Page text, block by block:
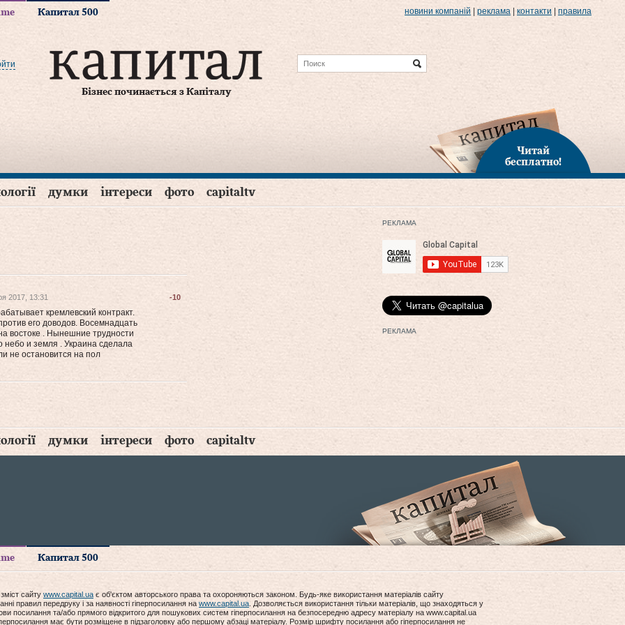
Капитал 500 новини компаній реклама контакти правила
Бізнес починається з Капіталу
Читай
бесплатно!
думки інтереси фото capitaltv
2017, 13:31
кремлевский контракт.
его доводов. Восемнадцать
востоке . Нынешние трудности
и земля . Украина сделала
не остановится на пол
-10
РЕКЛАМА
РЕКЛАМА
думки інтереси фото capitaltv
Капитал 500
сайту www.capital.ua є об'єктом авторського права та охороняються законом. Будь-яке використання матеріалів сайту
правил передруку і за наявності гіперпосилання на www.capital.ua . Дозволяється використання тільки матеріалів, що знаходяться у
посилання та/або прямого відкритого для пошукових систем гіперпосилання на безпосередню адресу матеріалу на www.capital.ua
має бути розміщене в підзаголовку або першому абзаці матеріалу. Розмір шрифту посилання або гіперпосилання не